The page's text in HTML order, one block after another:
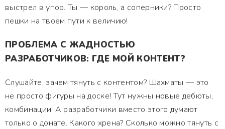
выстрел в упор. Ты — король, а соперники? Просто
пешки на твоем пути к величию!
ПРОБЛЕМА С ЖАДНОСТЬЮ
РАЗРАБОТЧИКОВ: ГДЕ МОЙ КОНТЕНТ?
Слушайте, зачем тянуть с контентом? Шахматы — это
не просто фигуры на доске! Тут нужны новые дебюты,
комбинации! А разработчики вместо этого думают
только о донате. Какого хрена? Сколько можно тянуть с